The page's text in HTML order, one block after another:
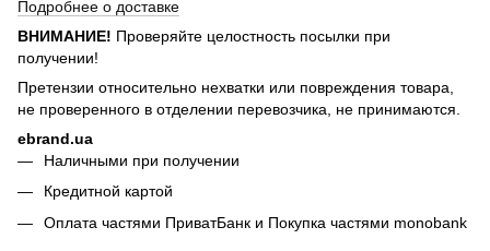
Подробнее о доставке
ВНИМАНИЕ! Проверяйте целостность посылки при
получении!
Претензии относительно нехватки или повреждения товара,
не проверенного в отделении перевозчика, не принимаются.
ebrand.ua
Наличными при получении
Кредитной картой
Оплата частями ПриватБанк и Покупка частями monobank